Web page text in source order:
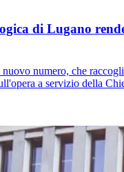
di Lugano
numero, che
a servizio della